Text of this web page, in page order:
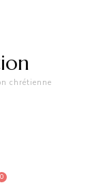
chrétienne
0